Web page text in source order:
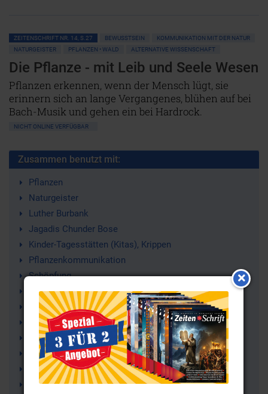
ZEITENSCHRIFT NR. 14, S.27 BEWUSSTSEIN
KOMMUNIKATION MIT DER NATUR
NATURGEISTER
PFLANZEN • WALD ALTERNATIVE WISSENSCHAFT
Die Pflanze - mit Leib und Seele Wesen
Pflanzen erkennen, wenn der Mensch lügt, sie
erinnern sich an lange Vergangenes, blühen auf bei
Bach-Musik und gehen ein bei Hardrock.
NICHT ONLINE VERFÜGBAR
Zusammen benutzt mit:
Pflanzen
Naturgeister
Luther Burbank
Jagadis Chunder Bose
Kinder-Tagesstätten (Kitas), Krippen
Pflanzenkommunikation
Schöpfung
Liebe
Wissenschaft
Seele
Bäume
Natur
Musik
Kommunikation